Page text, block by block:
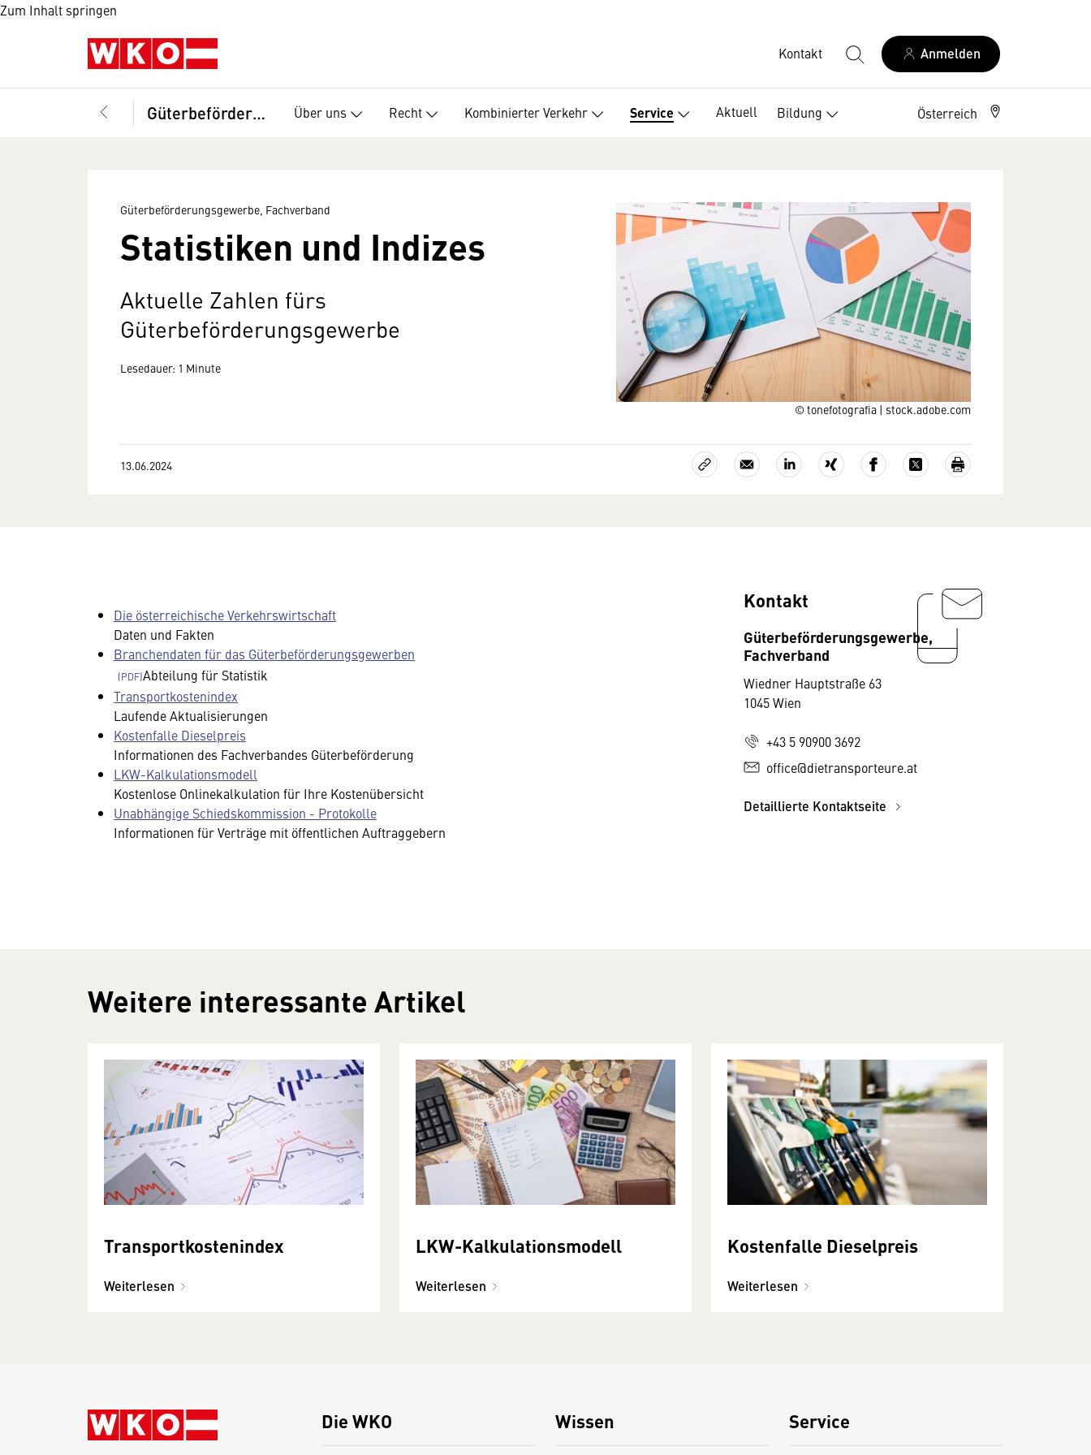
Zum Inhalt springen
Kontakt Anmelden
Güterbeförderungsgewerbe, Fachverband Über uns Recht Kombinierter Verkehr Service Aktuell Bildung BerufszweigeÖsterreich
© tonefotografia | stock.adobe.com
Güterbeförderungsgewerbe, Fachverband
Statistiken und Indizes
Aktuelle Zahlen fürs
Güterbeförderungsgewerbe
Lesedauer: 1 Minute
13.06.2024
Die österreichische Verkehrswirtschaft
Daten und Fakten
Branchendaten für das Güterbeförderungsgewerben
Abteilung für Statistik
Transportkostenindex
Laufende Aktualisierungen
Kostenfalle Dieselpreis
Informationen des Fachverbandes Güterbeförderung
LKW-Kalkulationsmodell
Kostenlose Onlinekalkulation für Ihre Kostenübersicht
Unabhängige Schiedskommission - Protokolle
Informationen für Verträge mit öffentlichen Auftraggebern
Kontakt
Güterbeförderungsgewerbe,
Fachverband
Wiedner Hauptstraße 63
1045 Wien
+43 5 90900 3692
office@dietransporteure.at
Detaillierte Kontaktseite
Weitere interessante Artikel
Transportkostenindex
Weiterlesen
LKW-Kalkulationsmodell
Weiterlesen
Kostenfalle Dieselpreis
Weiterlesen
Die WKO Wissen
Service